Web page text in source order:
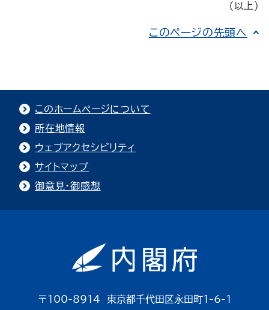
（以上）
このページの先頭へ
このホームページについて
所在地情報
ウェブアクセシビリティ
サイトマップ
御意見・御感想
〒100-8914 東京都千代田区永田町1-6-1